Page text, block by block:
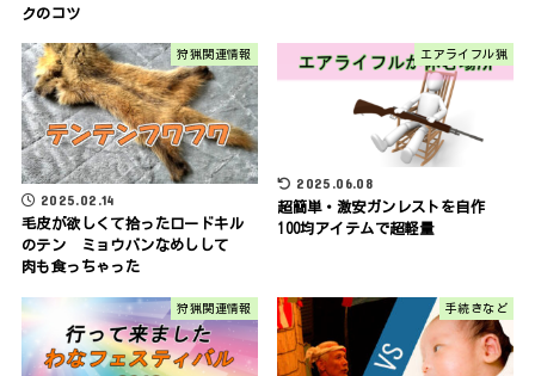
クのコツ
狩猟関連情報
2025.02.14
毛皮が欲しくて拾ったロードキル
のテン ミョウバンなめしして
肉も食っちゃった
エアライフル猟
2025.06.08
超簡単・激安ガンレストを自作
100均アイテムで超軽量
狩猟関連情報 手続きなど